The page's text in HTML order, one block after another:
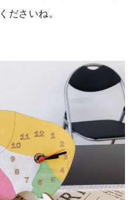
ださいね。